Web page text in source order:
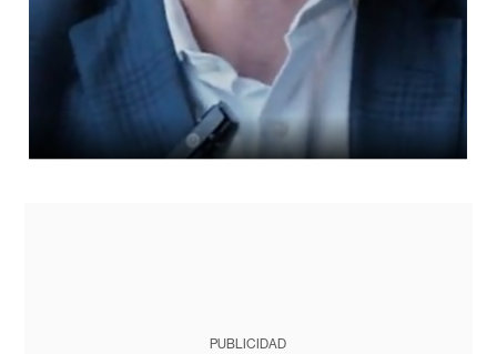
PUBLICIDAD